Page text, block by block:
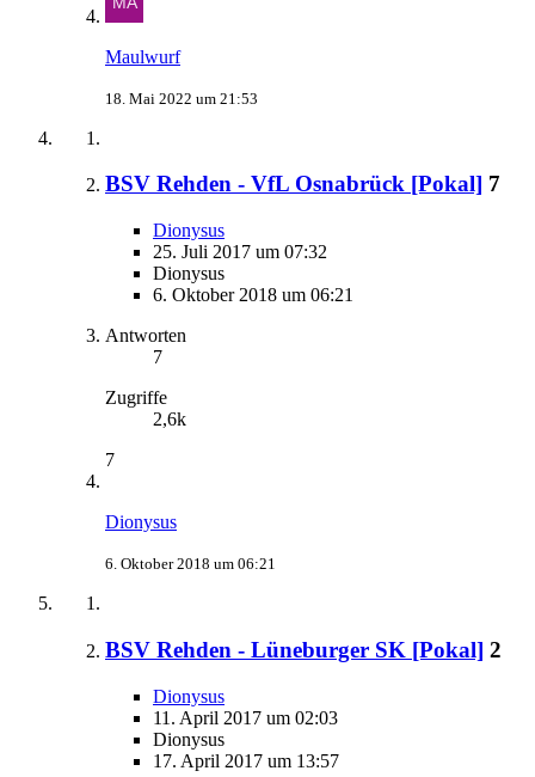
Maulwurf
18. Mai 2022 um 21:53
BSV Rehden - VfL Osnabrück [Pokal] 7
Dionysus
25. Juli 2017 um 07:32
Dionysus
6. Oktober 2018 um 06:21
Antworten
7
Zugriffe
2,6k
7
Dionysus
6. Oktober 2018 um 06:21
BSV Rehden - Lüneburger SK [Pokal] 2
Dionysus
11. April 2017 um 02:03
Dionysus
17. April 2017 um 13:57